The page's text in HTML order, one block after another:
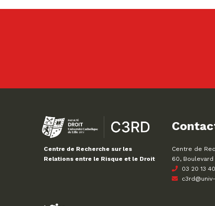
Centre de Recherche sur les
Relations entre le Risque et le Droit
Centre de
60, Boulevard
03 20 13